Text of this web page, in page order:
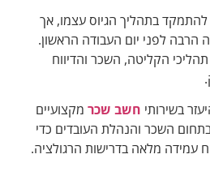
בתהליך הגיוס עצמו, אך
הרבה לפני יום העבודה הראשון.
הקליטה, השכר והדיווח
בשירותי חשב שכרמקצועיים
השכר והנהלת העובדים כדי
עמידה מלאה בדרישות הרגולציה.